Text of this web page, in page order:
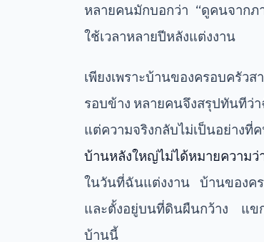
หลายคนมักบอกว่า “ดูคนจากภ
ใช้เวลาหลายปีหลังแต่งงาน
เพียงเพราะบ้านของครอบครั
รอบข้าง หลายคนจึงสรุปทันทีว่
แต่ความจริงกลับไม่เป็นอย่างที่
บ้านหลังใหญ่ไม่ได้หมายความว่
ในวันที่ฉันแต่งงาน บ้านของค
และตั้งอยู่บนที่ดินผืนกว้าง แขก
บ้านนี้